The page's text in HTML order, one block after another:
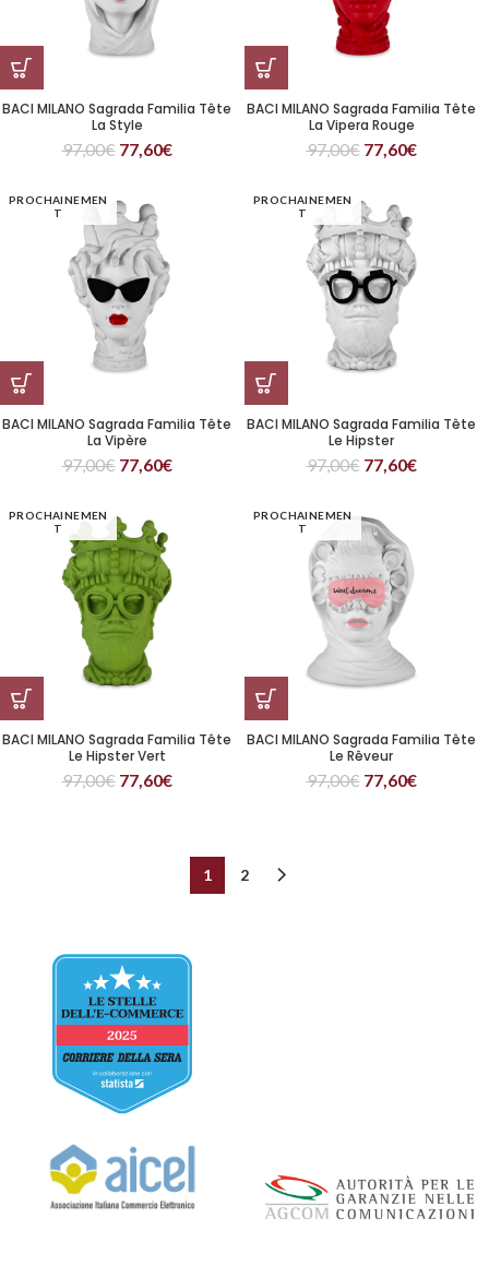
BACI MILANO Sagrada Familia Tête
La Style
97,00€ 77,60€
BACI MILANO Sagrada Familia Tête
La Vipera Rouge
97,00€ 77,60€
PROCHAINEMEN
T
BACI MILANO Sagrada Familia Tête
La Vipère
97,00€ 77,60€
PROCHAINEMEN
T
BACI MILANO Sagrada Familia Tête
Le Hipster
97,00€ 77,60€
PROCHAINEMEN
T
BACI MILANO Sagrada Familia Tête
Le Hipster Vert
97,00€ 77,60€
PROCHAINEMEN
T
BACI MILANO Sagrada Familia Tête
Le Rêveur
97,00€ 77,60€
1 2